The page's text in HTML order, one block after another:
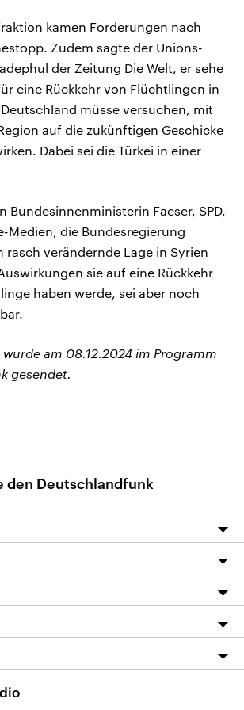
kamen Forderungen nach
Zudem sagte der Unions-
der Zeitung Die Welt, er sehe
eine Rückkehr von Flüchtlingen in
müsse versuchen, mit
auf die zukünftigen Geschicke
Dabei sei die Türkei in einer
Bundesinnenministerin Faeser, SPD,
Medien, die Bundesregierung
rasch verändernde Lage in Syrien
sie auf eine Rückkehr
haben werde, sei aber noch
am 08.12.2024 im Programm
gesendet.
den Deutschlandfunk
auf dlf.de
App
App